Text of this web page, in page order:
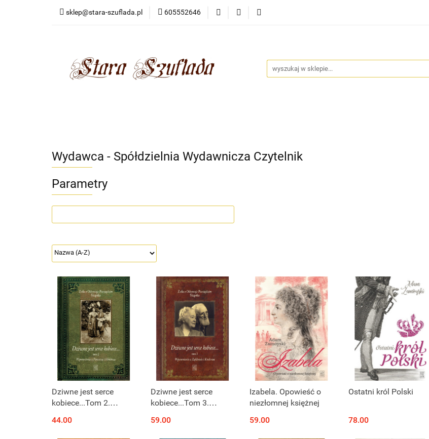
sklep@stara-szuflada.pl 605552646
NOWOŚCI STARA SZUFLADA
Wydawca - Spółdzielnia Wydawnicza Czytelnik
Parametry
Dziwne jest serce
kobiece...Tom 2.
Pomorza i Hebdowa
44.00
Dziwne jest serce
kobiece...Tom 3.
Ząbkowic i Krakowa
59.00
Izabela. Opowieść o
niezłomnej księżnej
59.00
Ostatni król Polski
78.00